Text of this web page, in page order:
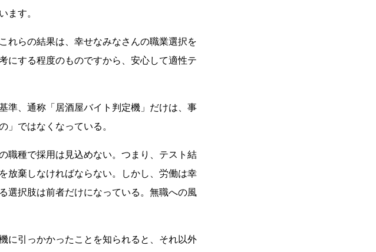
ます。
れらの結果は、幸せなみなさんの職業選択を
にする程度のものですから、安心して適性テ
準、通称「居酒屋バイト判定機」だけは、事
」ではなくなっている。
職種で採用は見込めない。つまり、テスト結
放棄しなければならない。しかし、労働は幸
選択肢は前者だけになっている。無職への風
に引っかかったことを知られると、それ以外